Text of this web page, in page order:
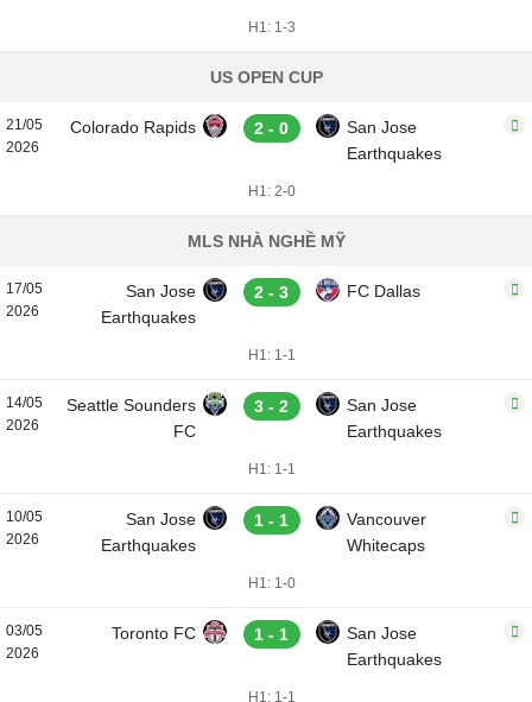
H1: 1-3
US OPEN CUP
21/05
2026
Colorado Rapids 2 - 0
San Jose
Earthquakes
H1: 2-0
MLS NHÀ NGHỀ MỸ
17/05
2026
San Jose
Earthquakes
2 - 3 FC Dallas
H1: 1-1
14/05
2026
Seattle Sounders
FC
3 - 2
San Jose
Earthquakes
H1: 1-1
10/05
2026
San Jose
Earthquakes
1 - 1
Vancouver
Whitecaps
H1: 1-0
03/05
2026
Toronto FC 1 - 1
San Jose
Earthquakes
H1: 1-1